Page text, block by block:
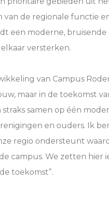
van de regionale functie
een moderne, bruisende
versterken.
van Campus
maar in de toekomst
samen op één
en ouders. Ik
regio ondersteunt
campus. We zetten hier
toekomst”.